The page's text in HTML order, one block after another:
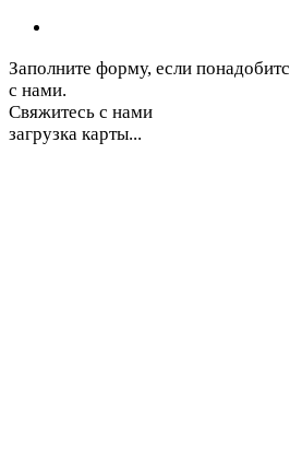
Заполните форму, если
с нами.
Свяжитесь с нами
загрузка карты...